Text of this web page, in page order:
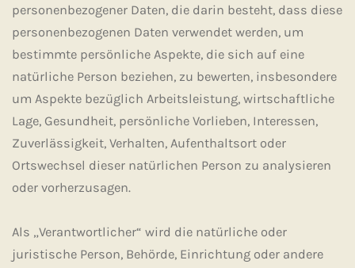
personenbezogener Daten, die darin besteht, dass diese
personenbezogenen Daten verwendet werden, um
bestimmte persönliche Aspekte, die sich auf eine
natürliche Person beziehen, zu bewerten, insbesondere
um Aspekte bezüglich Arbeitsleistung, wirtschaftliche
Lage, Gesundheit, persönliche Vorlieben, Interessen,
Zuverlässigkeit, Verhalten, Aufenthaltsort oder
Ortswechsel dieser natürlichen Person zu analysieren
oder vorherzusagen.
Als „Verantwortlicher“ wird die natürliche oder
juristische Person, Behörde, Einrichtung oder andere